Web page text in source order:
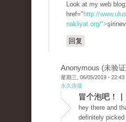
Look at my web
href=" http://
nakliyat.org/">
回复
Anonymous (未验
星期三, 06/05/2019 - 22:43
永久连接
冒个泡吧！ |
hey there and
definitely